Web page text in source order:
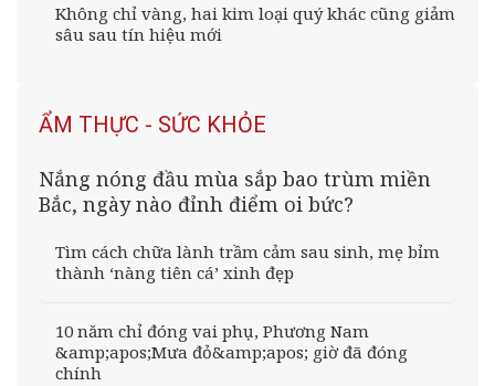
Không chỉ vàng, hai kim loại quý khác cũng giảm
sâu sau tín hiệu mới
ẨM THỰC - SỨC KHỎE
Nắng nóng đầu mùa sắp bao trùm miền
Bắc, ngày nào đỉnh điểm oi bức?
Tìm cách chữa lành trầm cảm sau sinh, mẹ bỉm
thành ‘nàng tiên cá’ xinh đẹp
10 năm chỉ đóng vai phụ, Phương Nam
&amp;apos;Mưa đỏ&amp;apos; giờ đã đóng
chính